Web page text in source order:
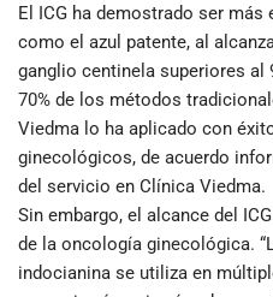
El ICG ha demostrado ser
como el azul patente, al
ganglio centinela superiores al
70% de los métodos
Viedma lo ha aplicado con
ginecológicos, de acuerdo
del servicio en Clínica Viedma.
Sin embargo, el alcance del
de la oncología ginecológica.
indocianina se utiliza en